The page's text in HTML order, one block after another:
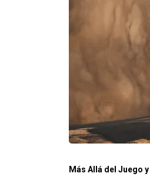
Más Allá del Juego